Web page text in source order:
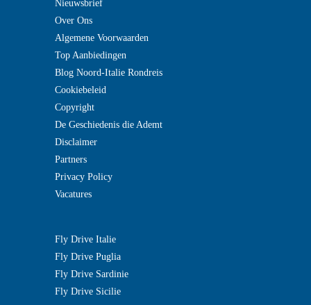
Nieuwsbrief
Over Ons
Algemene Voorwaarden
Top Aanbiedingen
Blog Noord-Italie Rondreis
Cookiebeleid
Copyright
De Geschiedenis die Ademt
Disclaimer
Partners
Privacy Policy
Vacatures
Fly Drive Italie
Fly Drive Puglia
Fly Drive Sardinie
Fly Drive Sicilie